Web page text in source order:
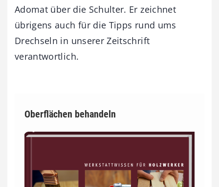
Adomat über die Schulter. Er zeichnet
übrigens auch für die Tipps rund ums
Drechseln in unserer Zeitschrift
verantwortlich.
Oberflächen behandeln